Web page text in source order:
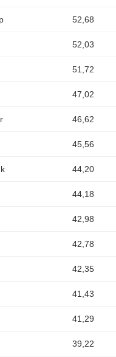
52,68
52,03
51,72
47,02
46,62
45,56
44,20
44,18
42,98
42,78
42,35
41,43
41,29
39,22